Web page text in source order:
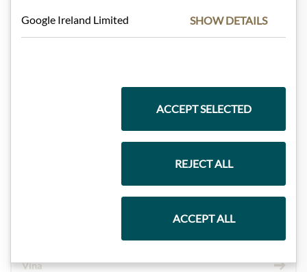
Nejlepší z našeho sortimentu
Vína
Google Ireland Limited SHOW DETAILS
ACCEPT SELECTED
REJECT ALL
ACCEPT ALL